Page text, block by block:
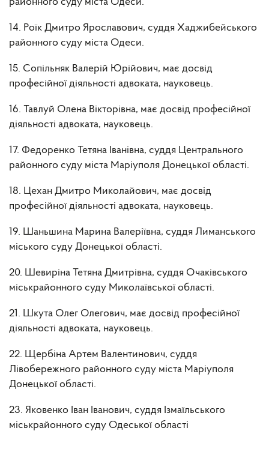
14. Роїк Дмитро Ярославович, суддя Хаджибейського
районного суду міста Одеси.
15. Сопільняк Валерій Юрійович, має досвід
професійної діяльності адвоката, науковець.
16. Тавлуй Олена Вікторівна, має досвід професійної
діяльності адвоката, науковець.
17. Федоренко Тетяна Іванівна, суддя Центрального
районного суду міста Маріуполя Донецької області.
18. Цехан Дмитро Миколайович, має досвід
професійної діяльності адвоката, науковець.
19. Шаньшина Марина Валеріївна, суддя Лиманського
міського суду Донецької області.
20. Шевиріна Тетяна Дмитрівна, суддя Очаківського
міськрайонного суду Миколаївської області.
21. Шкута Олег Олегович, має досвід професійної
діяльності адвоката, науковець.
22. Щербіна Артем Валентинович, суддя
Лівобережного районного суду міста Маріуполя
Донецької області.
23. Яковенко Іван Іванович, суддя Ізмаїльського
міськрайонного суду Одеської області